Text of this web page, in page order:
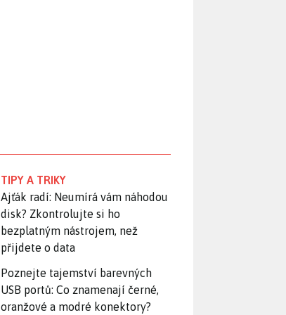
TIPY A TRIKY
Ajťák radí: Neumírá vám náhodou
disk? Zkontrolujte si ho
bezplatným nástrojem, než
přijdete o data
Poznejte tajemství barevných
USB portů: Co znamenají černé,
oranžové a modré konektory?